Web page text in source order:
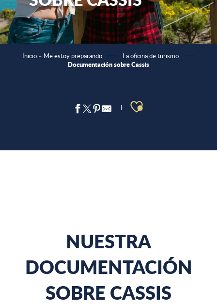
Inicio – Me estoy preparando La oficina de turismo
Documentación sobre Cassis
Ajouter aux
NUESTRA
DOCUMENTACIÓN
SOBRE CASSIS